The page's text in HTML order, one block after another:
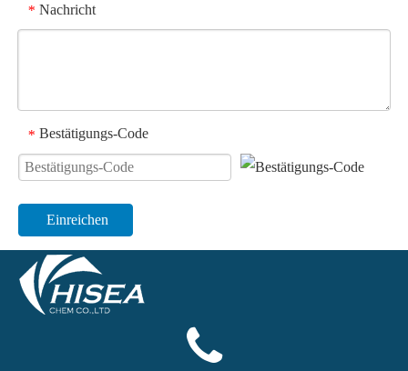
* Nachricht
* Bestätigungs-Code
Einreichen